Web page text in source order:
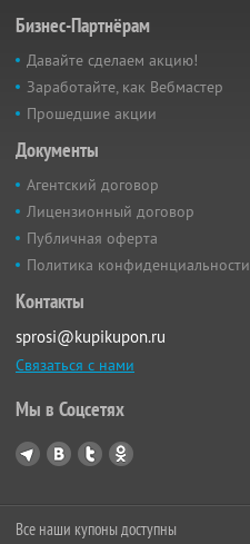
Бизнес-Партнёрам
Давайте сделаем акцию!
Заработайте, как Вебмастер
Прошедшие акции
Документы
Агентский договор
Лицензионный договор
Публичная оферта
Политика конфиденциальности
Контакты
sprosi@kupikupon.ru
Связаться с нами
Мы в Соцсетях
Все наши купоны доступны